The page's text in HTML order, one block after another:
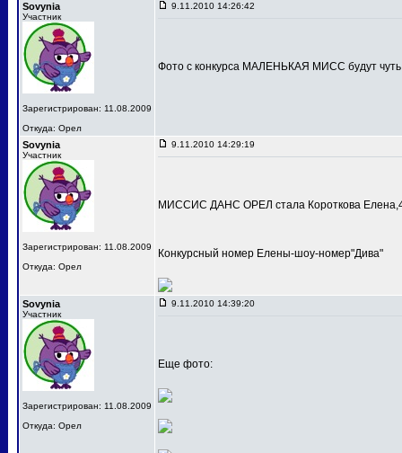
Sovynia
Участник
Зарегистрирован: 11.08.2009
Откуда: Орел
9.11.2010 14:26:42
Фото с конкурса МАЛЕНЬКАЯ МИСС будут
Sovynia
Участник
Зарегистрирован: 11.08.2009
Откуда: Орел
9.11.2010 14:29:19
МИССИС ДАНС ОРЕЛ стала Короткова
Конкурсный номер Елены-шоу-номер"Дива"
Sovynia
Участник
Зарегистрирован: 11.08.2009
Откуда: Орел
9.11.2010 14:39:20
Еще фото: